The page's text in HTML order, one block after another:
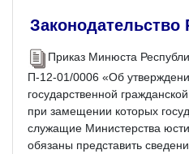
Законодательство
Приказ Минюста
П-12-01/0006 «Об
государственной
при замещении которых
служащие Министерства
обязаны представить